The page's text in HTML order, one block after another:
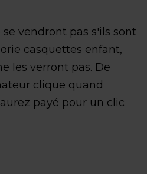
vendront pas s'ils sont
casquettes enfant,
les verront pas. De
clique quand
payé pour un clic